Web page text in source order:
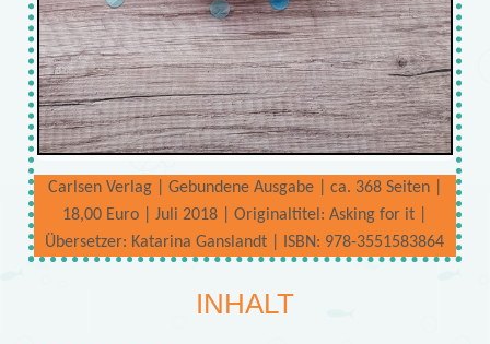
Carlsen Verlag | Gebundene Ausgabe | ca. 368 Seiten |
18,00 Euro | Juli 2018 | Originaltitel: Asking for it |
Übersetzer: Katarina Ganslandt | ISBN: 978-3551583864
INHALT